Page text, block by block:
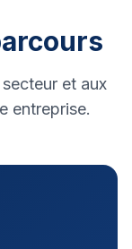
et aux
entreprise.